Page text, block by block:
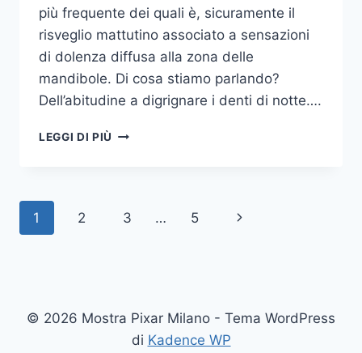
più frequente dei quali è, sicuramente il
risveglio mattutino associato a sensazioni
di dolenza diffusa alla zona delle
mandibole. Di cosa stiamo parlando?
Dell’abitudine a digrignare i denti di notte….
LEGGI DI PIÙ COME
TUTTE
NOTTE
Navigazione
1 2 3 … 5
Pagina
© 2026 Mostra Pixar Milano - Tema WordPress
di Kadence WP